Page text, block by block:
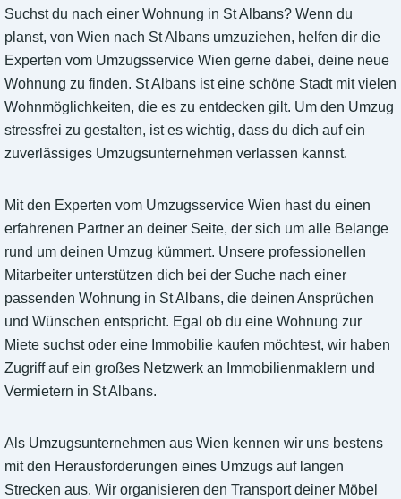
Suchst du nach einer Wohnung in St Albans? Wenn du
planst, von Wien nach St Albans umzuziehen, helfen dir die
Experten vom Umzugsservice Wien gerne dabei, deine neue
Wohnung zu finden. St Albans ist eine schöne Stadt mit vielen
Wohnmöglichkeiten, die es zu entdecken gilt. Um den Umzug
stressfrei zu gestalten, ist es wichtig, dass du dich auf ein
zuverlässiges Umzugsunternehmen verlassen kannst.
Mit den Experten vom Umzugsservice Wien hast du einen
erfahrenen Partner an deiner Seite, der sich um alle Belange
rund um deinen Umzug kümmert. Unsere professionellen
Mitarbeiter unterstützen dich bei der Suche nach einer
passenden Wohnung in St Albans, die deinen Ansprüchen
und Wünschen entspricht. Egal ob du eine Wohnung zur
Miete suchst oder eine Immobilie kaufen möchtest, wir haben
Zugriff auf ein großes Netzwerk an Immobilienmaklern und
Vermietern in St Albans.
Als Umzugsunternehmen aus Wien kennen wir uns bestens
mit den Herausforderungen eines Umzugs auf langen
Strecken aus. Wir organisieren den Transport deiner Möbel